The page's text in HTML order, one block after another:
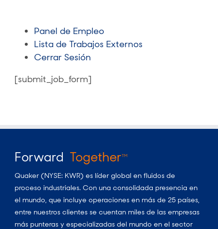
Panel de Empleo
Lista de Trabajos Externos
Cerrar Sesión
[submit_job_form]
Forward TogetherTM
Quaker (NYSE: KWR) es líder global en fluidos de
proceso industriales. Con una consolidada presencia en
el mundo, que incluye operaciones en más de 25 países,
entre nuestros clientes se cuentan miles de las empresas
más punteras y especializadas del mundo en el sector